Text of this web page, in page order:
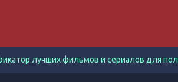
лучших фильмов и сериалов для